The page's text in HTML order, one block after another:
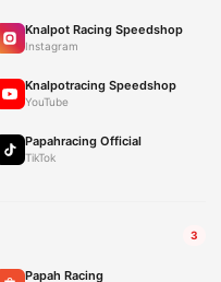
Knalpot Racing Speedshop
Instagram
Knalpotracing Speedshop
YouTube
Papahracing Official
TikTok
3
Papah Racing